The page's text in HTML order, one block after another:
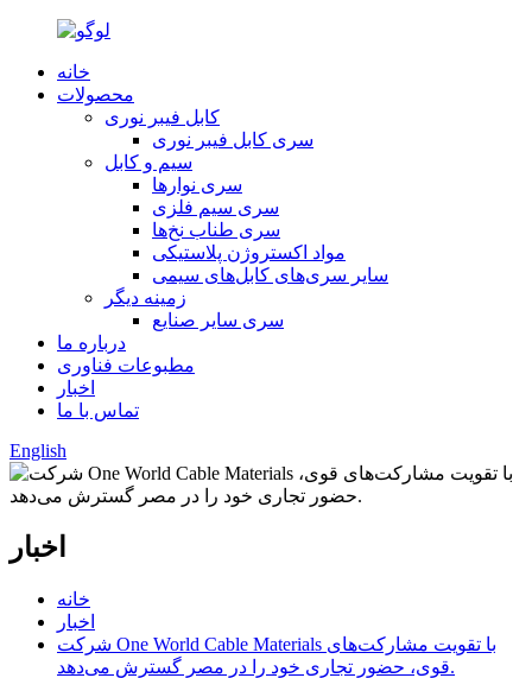
خانه
محصولات
کابل فیبر نوری
سری کابل فیبر نوری
سیم و کابل
سری نوارها
سری سیم فلزی
سری طناب نخ‌ها
مواد اکستروژن پلاستیکی
سایر سری‌های کابل‌های سیمی
زمینه دیگر
سری سایر صنایع
درباره ما
مطبوعات فناوری
اخبار
تماس با ما
English
اخبار
خانه
اخبار
شرکت One World Cable Materials با تقویت مشارکت‌های
قوی، حضور تجاری خود را در مصر گسترش می‌دهد.